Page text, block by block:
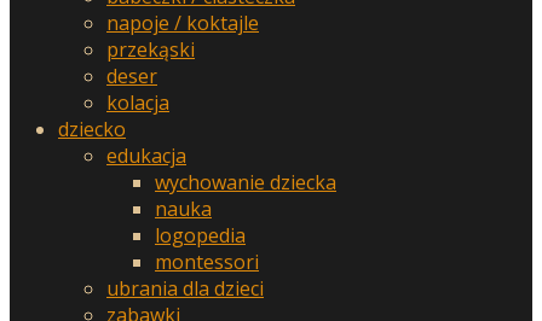
napoje / koktajle
przekąski
deser
kolacja
dziecko
edukacja
wychowanie dziecka
nauka
logopedia
montessori
ubrania dla dzieci
zabawki